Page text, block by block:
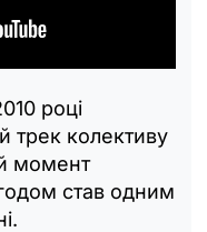
році
трек колективу
момент
став одним